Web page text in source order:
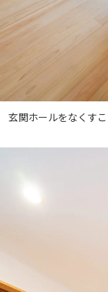
玄関ホールをなくす